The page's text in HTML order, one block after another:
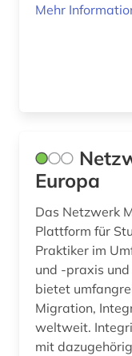
australien (4)
autor (2)
Mehr
Europa
Das Netzwerk
Plattform für
Praktiker im
und -praxis
bietet
Migration,
weltweit.
mit